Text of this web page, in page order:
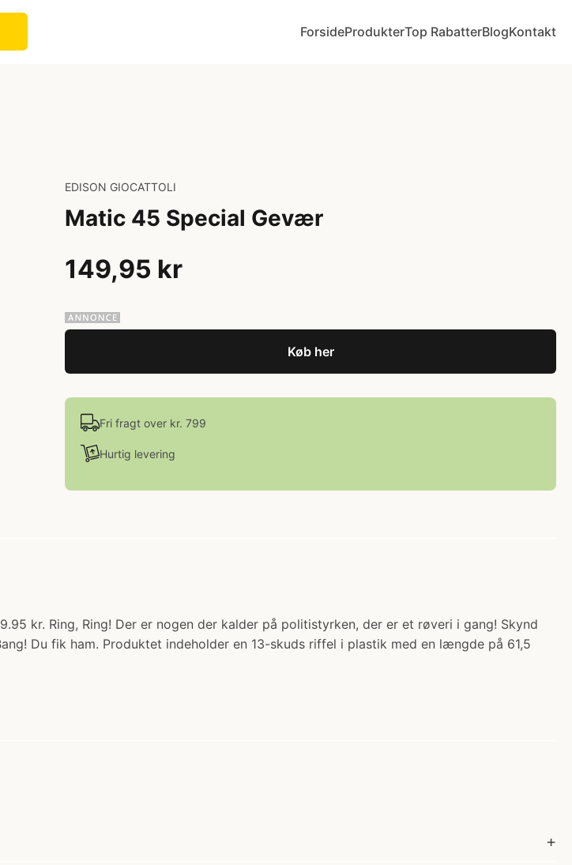
ForsideProdukterTop RabatterBlogKontakt
EDISON GIOCATTOLI
Matic 45 Special Gevær
149,95 kr
Køb her
Fri fragt over kr. 799
Hurtig levering
kr. Ring, Ring! Der er nogen der kalder på politistyrken, der er et røveri i gang! Skynd
Du fik ham. Produktet indeholder en 13-skuds riffel i plastik med en længde på 61,5